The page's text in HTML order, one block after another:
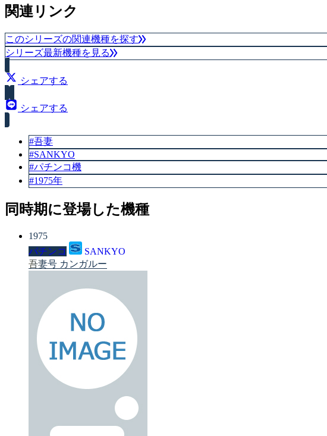
関連リンク
このシリーズの関連機種を探す
シリーズ最新機種を見る
シェアする
シェアする
#吾妻
#SANKYO
#パチンコ機
#1975年
同時期に登場した機種
1975
パチンコ
SANKYO
吾妻号 カンガルー